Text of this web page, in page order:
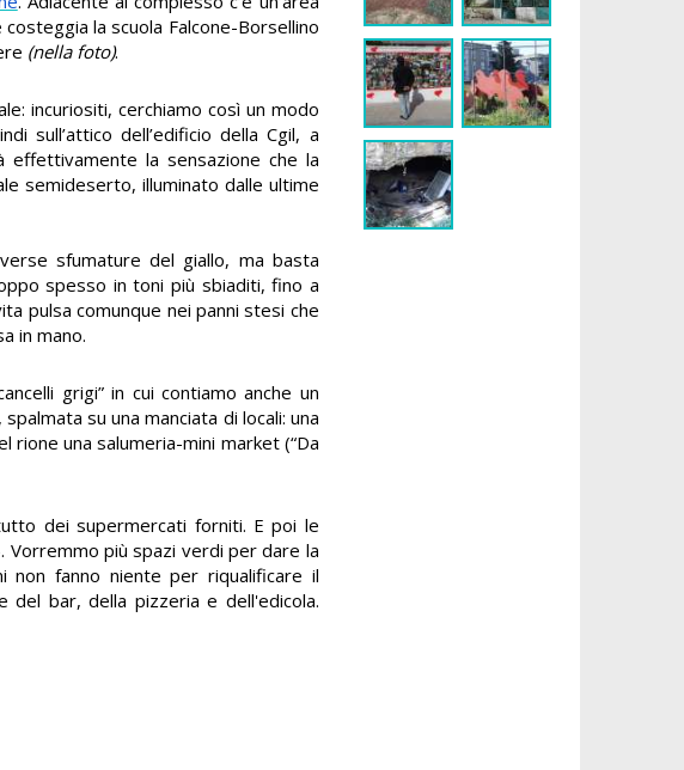
la scuola Falcone-Borsellino
(nella foto).
incuriositi, cerchiamo così un modo
sull’attico dell’edificio della Cgil, a
la sensazione che la
semideserto, illuminato dalle ultime
sfumature del giallo, ma basta
spesso in toni più sbiaditi, fino a
pulsa comunque nei panni stesi che
in mano.
grigi” in cui contiamo anche un
su una manciata di locali: una
rione una salumeria-mini market (“Da
dei supermercati forniti. E poi le
Vorremmo più spazi verdi per dare la
non fanno niente per riqualificare il
del bar, della pizzeria e dell'edicola.